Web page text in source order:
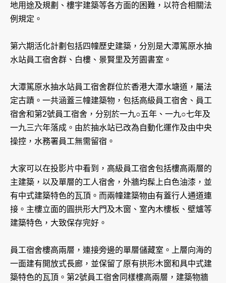
地用途及規劃、樓宇建築等各方面的困難，以符合相關法
例規定。
第六期活化計劃包括四幢歷史建築，分別是大潭篤原水抽
水站員工宿舍群、白樓、景賢里及芳園書室。
大潭篤原水抽水站員工宿舍群位於香港大潭水塘道，屬法
定古蹟。一共涵蓋三幢建築物，包括高級員工宿舍、員工
宿舍和第2號員工宿舍，分别於一九○五年、一九○七年及
一九三六年落成。由於抽水站已改為自動化運作及由中央
操控，水務署員工無需留宿。
大家可以在投影片中看到，高級員工宿舍包括樓高兩層的
主建築，以及單層的工人宿舍，外牆均髹上白色油漆，並
有中式建築特色的瓦頂。而兩幢建築物由有蓋行人通道連
接。主樓立面的圓拱形大門及木窗、室內木樓板、壁爐等
建築特色，大致保存完好。
員工宿舍樓高兩層，連接旁邊的單層儲藏室。上層向海的
一面建有開放式長廊，並保留了原有拱形木窗和具中式建
築特色的瓦頂。第2號員工宿舍同樣樓高兩層，建築物牆